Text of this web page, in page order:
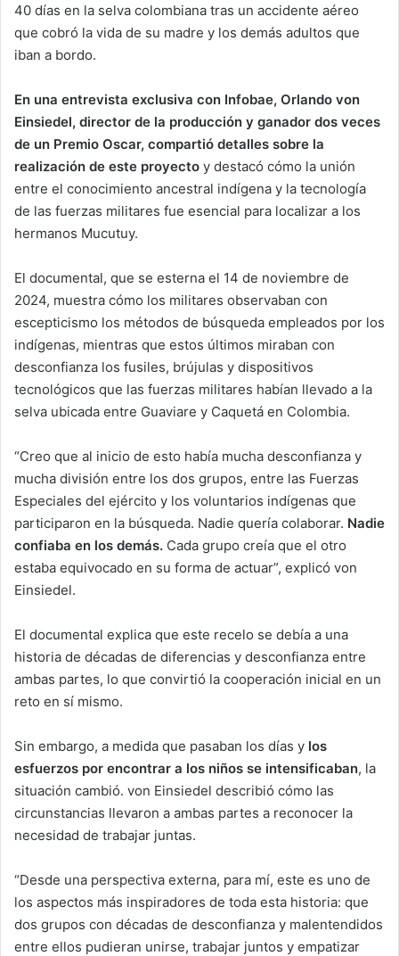
40 días en la selva colombiana tras un accidente aéreo
que cobró la vida de su madre y los demás adultos que
iban a bordo.
En una entrevista exclusiva con Infobae, Orlando von
Einsiedel, director de la producción y ganador dos veces
de un Premio Oscar, compartió detalles sobre la
realización de este proyecto y destacó cómo la unión
entre el conocimiento ancestral indígena y la tecnología
de las fuerzas militares fue esencial para localizar a los
hermanos Mucutuy.
El documental, que se esterna el 14 de noviembre de
2024, muestra cómo los militares observaban con
escepticismo los métodos de búsqueda empleados por los
indígenas, mientras que estos últimos miraban con
desconfianza los fusiles, brújulas y dispositivos
tecnológicos que las fuerzas militares habían llevado a la
selva ubicada entre Guaviare y Caquetá en Colombia.
“Creo que al inicio de esto había mucha desconfianza y
mucha división entre los dos grupos, entre las Fuerzas
Especiales del ejército y los voluntarios indígenas que
participaron en la búsqueda. Nadie quería colaborar. Nadie
confiaba en los demás. Cada grupo creía que el otro
estaba equivocado en su forma de actuar”, explicó von
Einsiedel.
El documental explica que este recelo se debía a una
historia de décadas de diferencias y desconfianza entre
ambas partes, lo que convirtió la cooperación inicial en un
reto en sí mismo.
Sin embargo, a medida que pasaban los días y los
esfuerzos por encontrar a los niños se intensificaban, la
situación cambió. von Einsiedel describió cómo las
circunstancias llevaron a ambas partes a reconocer la
necesidad de trabajar juntas.
“Desde una perspectiva externa, para mí, este es uno de
los aspectos más inspiradores de toda esta historia: que
dos grupos con décadas de desconfianza y malentendidos
entre ellos pudieran unirse, trabajar juntos y empatizar